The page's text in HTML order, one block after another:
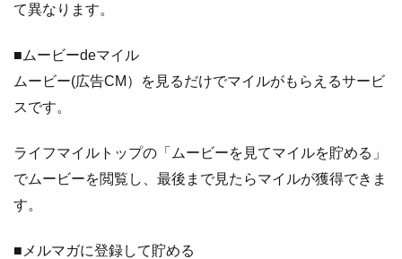
て異なります。
■ムービーdeマイル
ムービー(広告CM）を見るだけでマイルがもらえるサービ
スです。
ライフマイルトップの「ムービーを見てマイルを貯める」
でムービーを閲覧し、最後まで見たらマイルが獲得できま
す。
■メルマガに登録して貯める